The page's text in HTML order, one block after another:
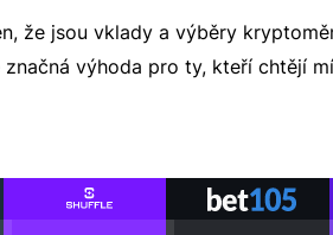
že jsou vklady a výběry
výhoda pro ty, kteří chtějí